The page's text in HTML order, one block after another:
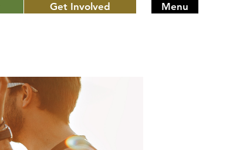
Get Involved Menu